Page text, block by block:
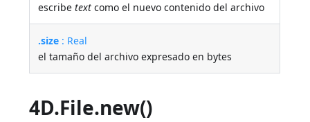
escribetext como el nuevo contenido del archivo
.size : Real
el tamaño del archivo expresado en bytes
4D.File.new()